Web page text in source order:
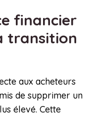
financier
transition
aux acheteurs
de supprimer un
élevé. Cette